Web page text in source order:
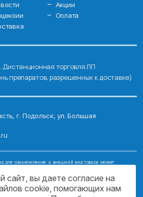
Акции
Оплата
Дистанционная торговля ЛП
препаратов, разрешенных к доставке)
г. Подольск, ул. Большая
для ознакомления, а внешний вид товара может
со специалистом!
БЮДЖЕТНОЕ УЧРЕЖДЕНИЕ МОСКОВСКОЙ
сайт, вы даете согласие на
cookie, помогающих нам